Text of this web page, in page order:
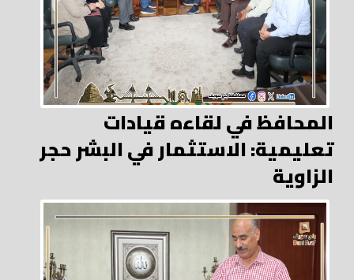
المحافظ في لقاءه قيادات
تعليمية: الاستثمار في البشر حجر
الزاوية